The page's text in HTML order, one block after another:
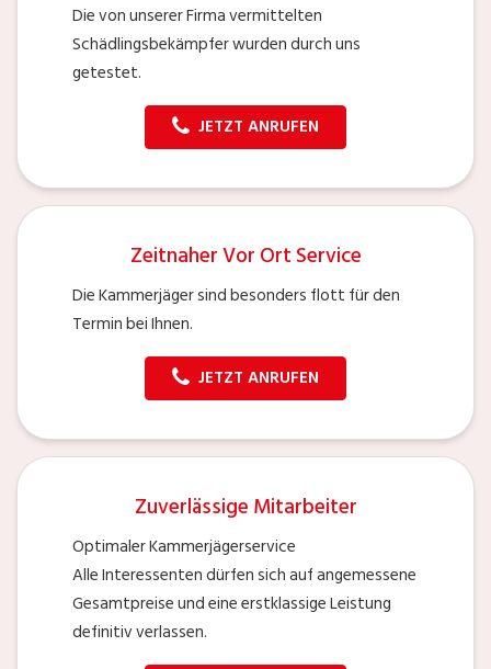
Die von unserer Firma vermittelten
Schädlingsbekämpfer wurden durch uns
getestet.
JETZT ANRUFEN
Zeitnaher Vor Ort Service
Die Kammerjäger sind besonders flott für den
Termin bei Ihnen.
JETZT ANRUFEN
Zuverlässige Mitarbeiter
Optimaler Kammerjägerservice
Alle Interessenten dürfen sich auf angemessene
Gesamtpreise und eine erstklassige Leistung
definitiv verlassen.